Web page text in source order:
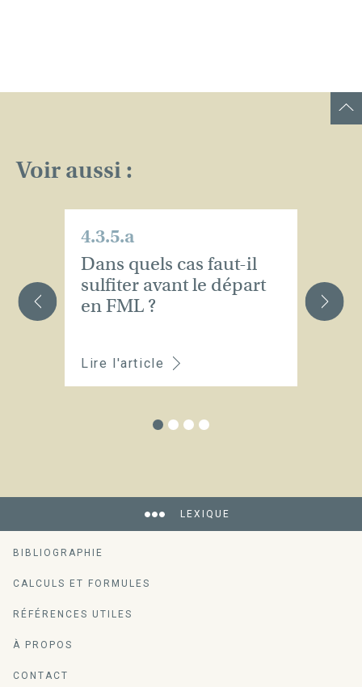
Voir aussi :
4.3.5.a
Dans quels cas faut-il
sulfiter avant le départ
en FML ?
Lire l'article
LEXIQUE
BIBLIOGRAPHIE
CALCULS ET FORMULES
RÉFÉRENCES UTILES
À PROPOS
CONTACT